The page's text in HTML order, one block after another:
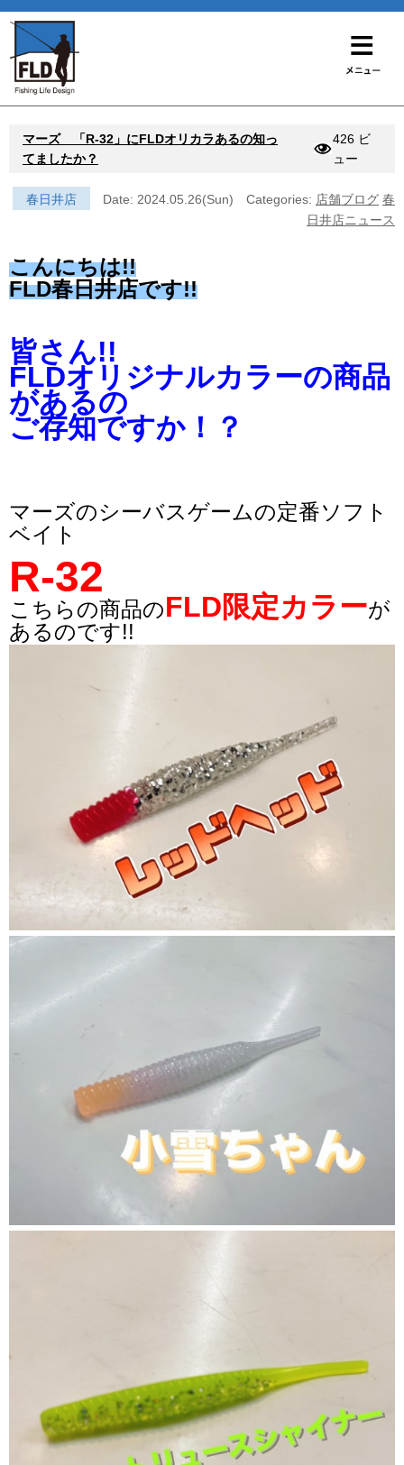
マーズ 「R-32」にFLDオリカラあるの知っ
てましたか？
426 ビ
ュー
春日井店 Date: 2024.05.26(Sun) Categories: 店舗ブログ 春
日井店ニュース
こんにちは!!
FLD春日井店です!!
皆さん!!
FLDオリジナルカラーの商品
があるの
ご存知ですか！？
マーズのシーバスゲームの定番ソフト
ベイト
R-32
こちらの商品のFLD限定カラーが
あるのです!!